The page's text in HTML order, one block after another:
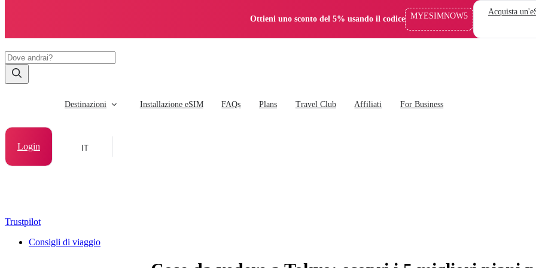
Ottieni uno sconto del 5% usando il codice MYESIMNOW5 Acquista
Destinazioni Installazione eSIM FAQs Plans Travel Club Affiliati For Business
Login IT
Trustpilot
Consigli di viaggio